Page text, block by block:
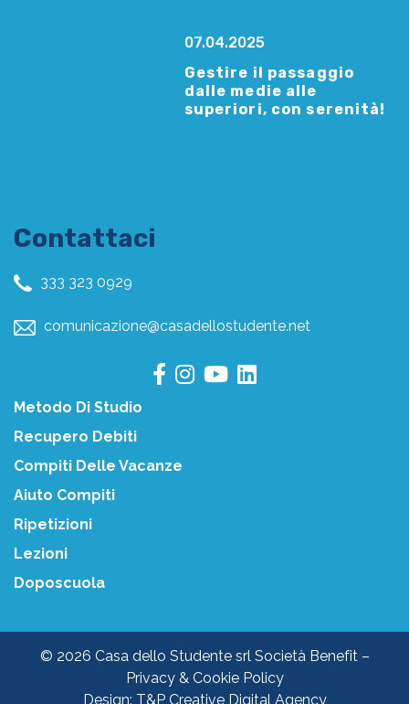
07.04.2025
Gestire il passaggio
dalle medie alle
superiori, con serenità!
Contattaci
333 323 0929
comunicazione@casadellostudente.net
Metodo Di Studio
Recupero Debiti
Compiti Delle Vacanze
Aiuto Compiti
Ripetizioni
Lezioni
Doposcuola
© 2026 Casa dello Studente srl Società Benefit –
Privacy & Cookie Policy
Design: T&P Creative Digital Agency